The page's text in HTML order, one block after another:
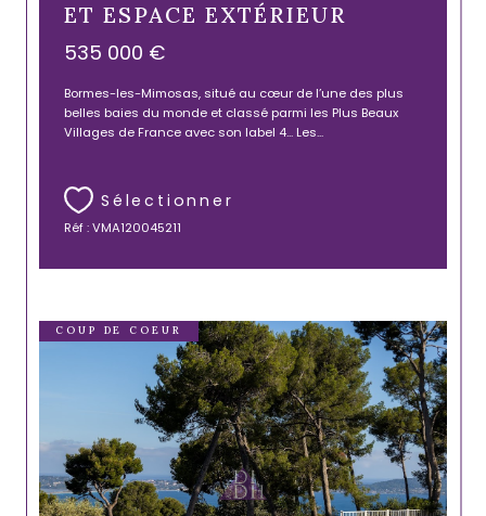
ET ESPACE EXTÉRIEUR
535 000 €
Bormes-les-Mimosas, situé au cœur de l’une des plus
belles baies du monde et classé parmi les Plus Beaux
Villages de France avec son label 4... Les...
Sélectionner
Réf : VMA120045211
COUP DE COEUR